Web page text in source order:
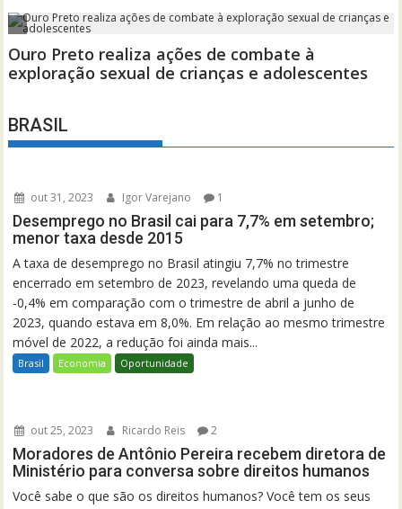
BRASIL
out 31, 2023 Igor Varejano 1
Desemprego no Brasil cai para 7,7% em setembro;
menor taxa desde 2015
A taxa de desemprego no Brasil atingiu 7,7% no trimestre
encerrado em setembro de 2023, revelando uma queda de
-0,4% em comparação com o trimestre de abril a junho de
2023, quando estava em 8,0%. Em relação ao mesmo trimestre
móvel de 2022, a redução foi ainda mais...
Brasil Economia Oportunidade
out 25, 2023 Ricardo Reis 2
Moradores de Antônio Pereira recebem diretora de
Ministério para conversa sobre direitos humanos
Você sabe o que são os direitos humanos? Você tem os seus